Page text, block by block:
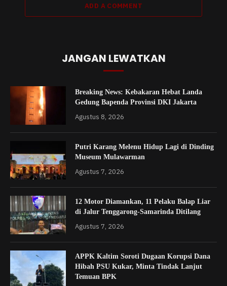
ADD A COMMENT
JANGAN LEWATKAN
Breaking News: Kebakaran Hebat Landa
Gedung Bapenda Provinsi DKI Jakarta
Agustus 8, 2026
Putri Karang Melenu Hidup Lagi di Dinding
Museum Mulawarman
Agustus 7, 2026
12 Motor Diamankan, 11 Pelaku Balap Liar
di Jalur Tenggarong-Samarinda Ditilang
Agustus 7, 2026
APPK Kaltim Soroti Dugaan Korupsi Dana
Hibah PSU Kukar, Minta Tindak Lanjut
Temuan BPK